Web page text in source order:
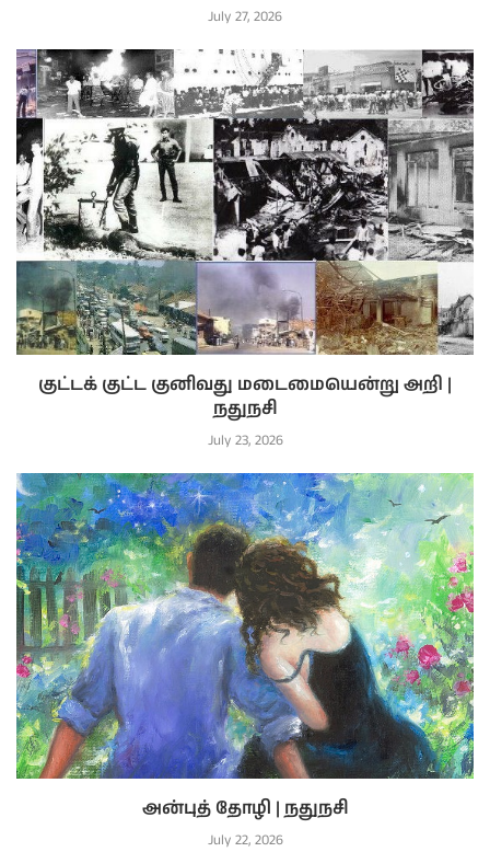
July 27, 2026
குட்டக் குட்ட குனிவது மடைமையென்று அறி |
நதுநசி
July 23, 2026
அன்புத் தோழி | நதுநசி
July 22, 2026